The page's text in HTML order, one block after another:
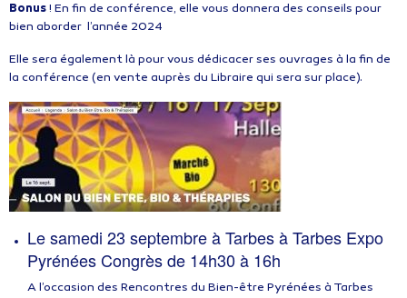
Bonus! En fin de conférence, elle vous donnera des conseils pour
bien aborder l’année 2024
Elle sera également là pour vous dédicacer ses ouvrages à la fin de
la conférence (en vente auprès du Libraire qui sera sur place).
Le samedi 23 septembre à Tarbes à Tarbes Expo
Pyrénées Congrès de 14h30 à 16h
A l’occasion des Rencontres du Bien-être Pyrénées à Tarbes